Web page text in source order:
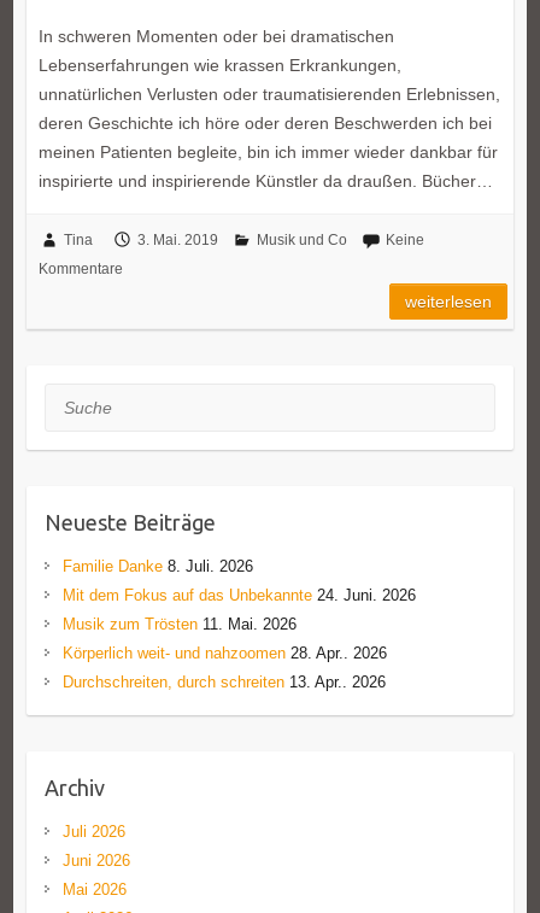
In schweren Momenten oder bei dramatischen
Lebenserfahrungen wie krassen Erkrankungen,
unnatürlichen Verlusten oder traumatisierenden Erlebnissen,
deren Geschichte ich höre oder deren Beschwerden ich bei
meinen Patienten begleite, bin ich immer wieder dankbar für
inspirierte und inspirierende Künstler da draußen. Bücher…
Tina 3. Mai. 2019 Musik und Co
Keine
Kommentare
weiterlesen
Suche
Neueste Beiträge
Familie Danke 8. Juli. 2026
Mit dem Fokus auf das Unbekannte 24. Juni. 2026
Musik zum Trösten 11. Mai. 2026
Körperlich weit- und nahzoomen 28. Apr.. 2026
Durchschreiten, durch schreiten 13. Apr.. 2026
Archiv
Juli 2026
Juni 2026
Mai 2026